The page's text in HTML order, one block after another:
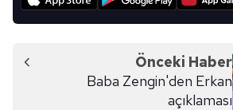
Önceki Haber
Baba Zengin'den Erkan
açıklaması